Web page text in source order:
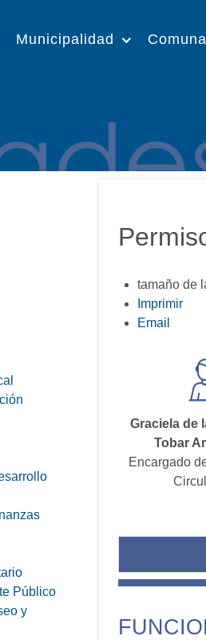
Municipalidad Comuna
Público
y
tamaño de
Imprimir
Email
Graciela de
Tobar
Encargado